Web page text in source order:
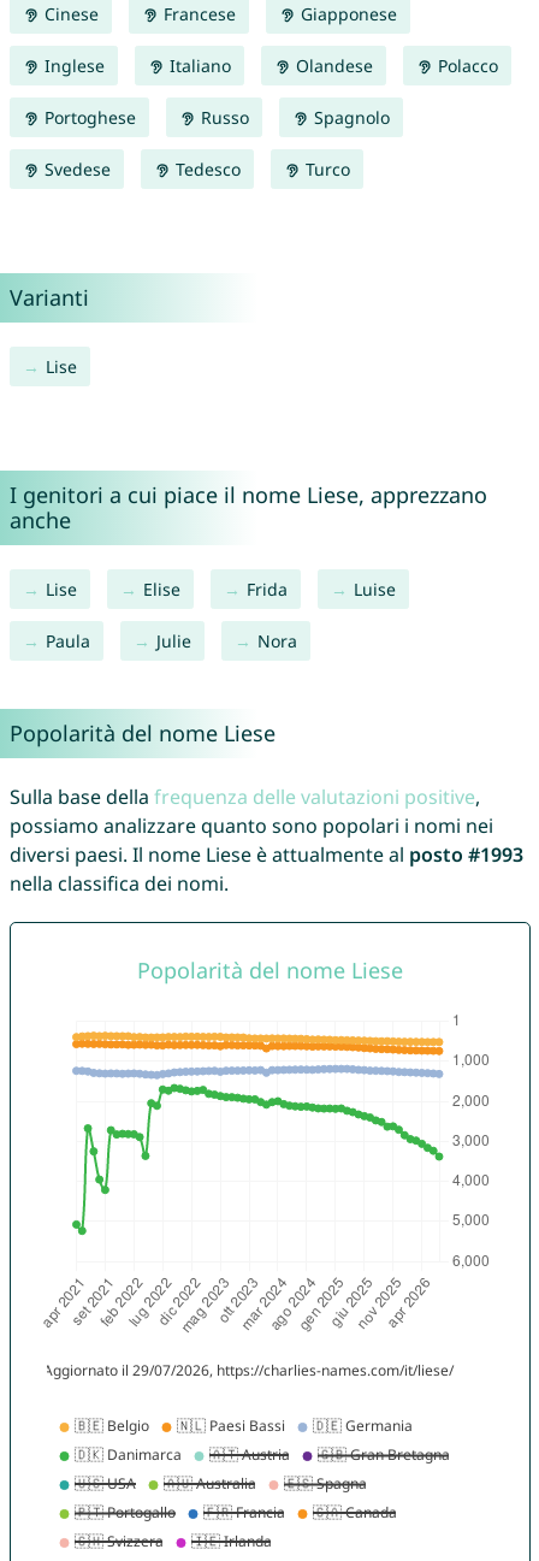
Cinese Francese Giapponese
Inglese Italiano Olandese Polacco
Portoghese Russo Spagnolo
Svedese Tedesco Turco
Varianti
Lise
I genitori a cui piace il nome Liese, apprezzano
anche
Lise Elise Frida Luise
Paula Julie Nora
Popolarità del nome Liese
Sulla base della frequenza delle valutazioni positive,
possiamo analizzare quanto sono popolari i nomi nei
diversi paesi. Il nome Liese è attualmente al posto #1993
nella classifica dei nomi.